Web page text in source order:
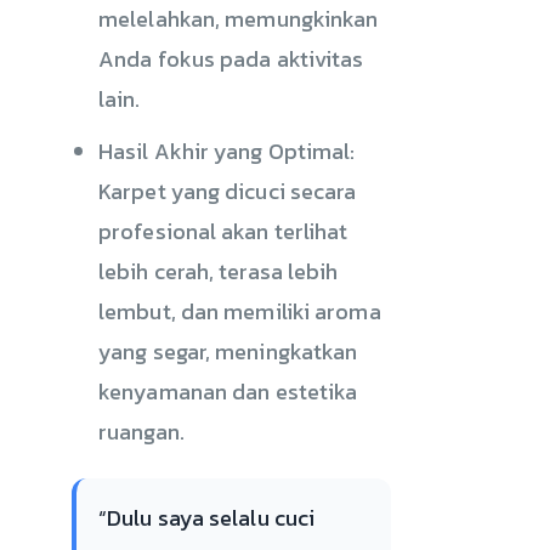
melelahkan, memungkinkan
Anda fokus pada aktivitas
lain.
Hasil Akhir yang Optimal:
Karpet yang dicuci secara
profesional akan terlihat
lebih cerah, terasa lebih
lembut, dan memiliki aroma
yang segar, meningkatkan
kenyamanan dan estetika
ruangan.
“Dulu saya selalu cuci